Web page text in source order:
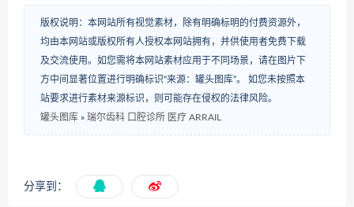
版权说明：本网站所有视觉素材，除有明确标明的付费资源外，
均由本网站或版权所有人授权本网站拥有，并供使用者免费下载
及交流使用。如您需将本网站素材应用于不同场景，请在图片下
方中间显著位置进行明确标识“来源：罐头图库”。 如您未按照本
站要求进行素材来源标识，则可能存在侵权的法律风险。
罐头图库 » 瑞尔齿科 口腔诊所 医疗 ARRAIL
分享到：